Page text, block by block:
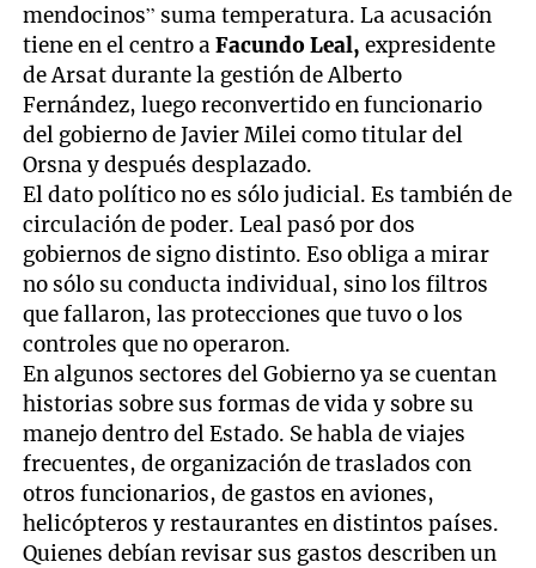
mendocinos” suma temperatura. La acusación
tiene en el centro aFacundo Leal, expresidente
de Arsat durante la gestión de Alberto
Fernández, luego reconvertido en funcionario
del gobierno de Javier Milei como titular del
Orsna y después desplazado.
El dato político no es sólo judicial. Es también de
circulación de poder. Leal pasó por dos
gobiernos de signo distinto. Eso obliga a mirar
no sólo su conducta individual, sino los filtros
que fallaron, las protecciones que tuvo o los
controles que no operaron.
En algunos sectores del Gobierno ya se cuentan
historias sobre sus formas de vida y sobre su
manejo dentro del Estado. Se habla de viajes
frecuentes, de organización de traslados con
otros funcionarios, de gastos en aviones,
helicópteros y restaurantes en distintos países.
Quienes debían revisar sus gastos describen un